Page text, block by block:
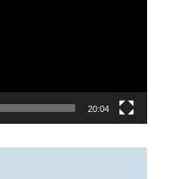
20:04